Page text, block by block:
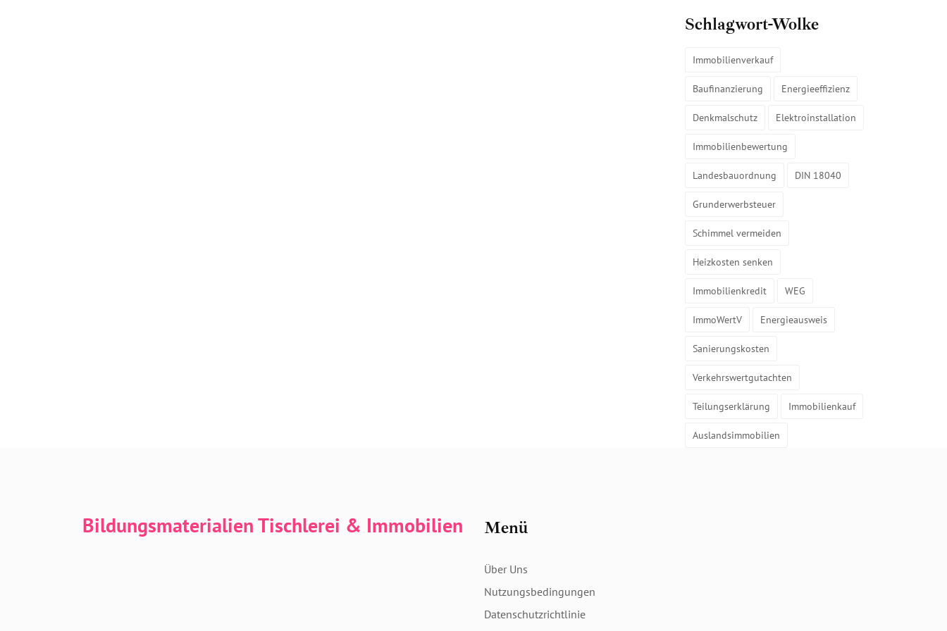
Schlagwort-Wolke
Immobilienverkauf
Baufinanzierung Energieeffizienz
Denkmalschutz Elektroinstallation
Immobilienbewertung
Landesbauordnung DIN 18040
Grunderwerbsteuer
Schimmel vermeiden
Heizkosten senken
Immobilienkredit WEG
ImmoWertV Energieausweis
Sanierungskosten
Verkehrswertgutachten
Teilungserklärung Immobilienkauf
Auslandsimmobilien
Bildungsmaterialien Tischlerei & Immobilien Menü
Über Uns
Nutzungsbedingungen
Datenschutzrichtlinie